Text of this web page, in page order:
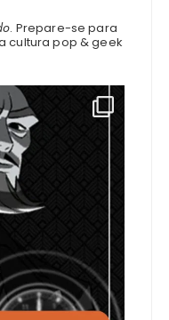
Prepare-se para
cultura pop & geek